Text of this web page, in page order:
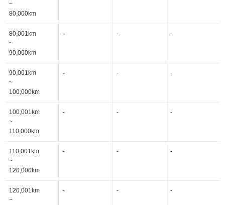
~
80,000km
80,001km
~
90,000km
- - -
90,001km
~
100,000km
- - -
100,001km
~
110,000km
- - -
110,001km
~
120,000km
- - -
120,001km
~
- - -